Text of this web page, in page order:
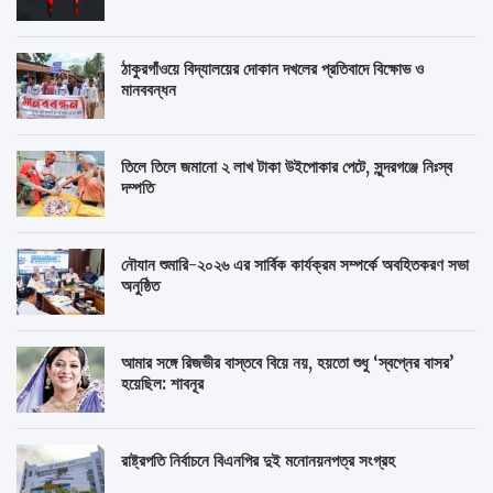
ঠাকুরগাঁওয়ে বিদ্যালয়ের দোকান দখলের প্রতিবাদে বিক্ষোভ ও
মানববন্ধন
তিলে তিলে জমানো ২ লাখ টাকা উইপোকার পেটে, সুন্দরগঞ্জে নিঃস্ব
দম্পতি
নৌযান শুমারি-২০২৬ এর সার্বিক কার্যক্রম সম্পর্কে অবহিতকরণ সভা
অনুষ্ঠিত
আমার সঙ্গে রিজভীর বাস্তবে বিয়ে নয়, হয়তো শুধু ‘স্বপ্নের বাসর’
হয়েছিল: শাবনূর
রাষ্ট্রপতি নির্বাচনে বিএনপির দুই মনোনয়নপত্র সংগ্রহ